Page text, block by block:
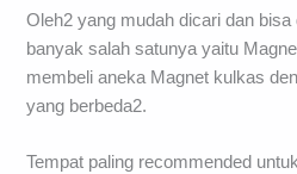
Oleh2 yang mudah dicari dan bisa
banyak salah satunya yaitu
membeli aneka Magnet kulkas
yang berbeda2.
Tempat paling recommended